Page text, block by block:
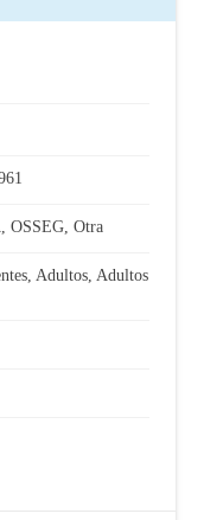
OSSEG, Otra
Adultos, Adultos